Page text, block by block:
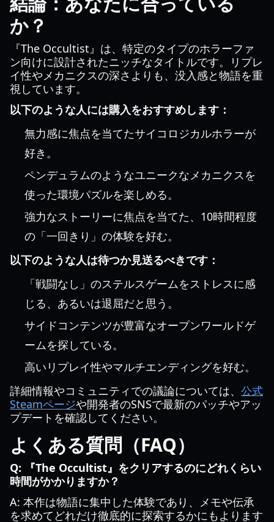
か？
『The Occultist』は、特定のタイプのホラーファ
ン向けに設計されたニッチなタイトルです。リプレ
イ性やメカニクスの深さよりも、没入感と物語を重
視しています。
以下のような人には購入をおすすめします：
無力感に焦点を当てたサイコロジカルホラーが
好き。
ペンデュラムのようなユニークなメカニクスを
使った環境パズルを楽しめる。
強力なストーリーに焦点を当てた、10時間程度
の「一回きり」の体験を好む。
以下のような人は待つか見送るべきです：
「戦闘なし」のステルスゲームをストレスに感
じる、あるいは退屈だと思う。
サイドコンテンツが豊富なオープンワールドゲ
ームを探している。
高いリプレイ性やマルチエンディングを好む。
詳細情報やコミュニティでの議論については、 公式
Steamページや開発者のSNSで最新のパッチやアッ
プデートを確認してください。
よくある質問（FAQ）
Q: 『The Occultist』をクリアするのにどれくらい
時間がかかりますか？
A: 本作は物語に集中した体験であり、メモや伝承
を求めてどれだけ徹底的に探索するかにもよります